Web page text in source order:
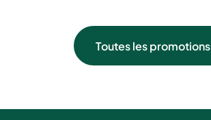
Toutes les promotions